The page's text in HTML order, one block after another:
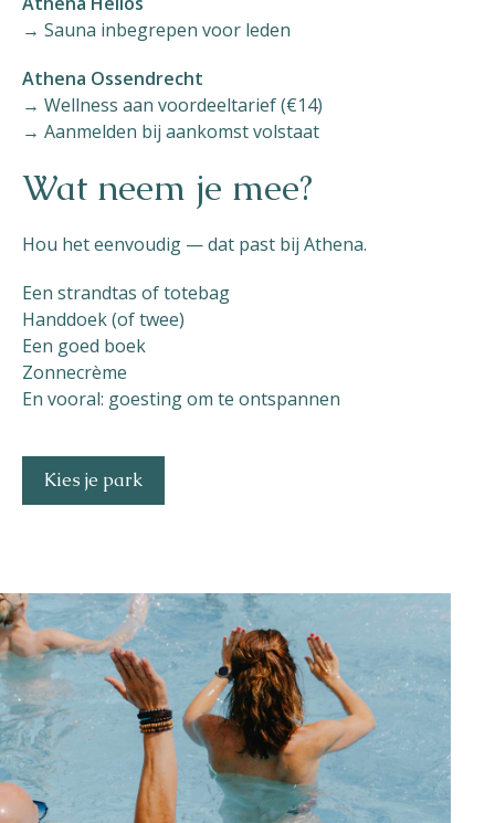
→ Sauna inbegrepen voor leden
Athena Ossendrecht
→ Wellness aan voordeeltarief (€14)
→ Aanmelden bij aankomst volstaat
Wat neem je mee?
Hou het eenvoudig — dat past bij Athena.
Een strandtas of totebag
Handdoek (of twee)
Een goed boek
Zonnecrème
En vooral: goesting om te ontspannen
Kies je park